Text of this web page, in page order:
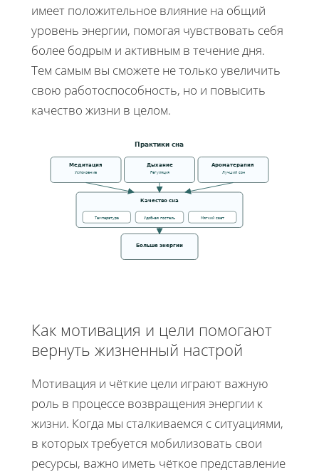
имеет положительное влияние на общий
уровень энергии, помогая чувствовать себя
более бодрым и активным в течение дня.
Тем самым вы сможете не только увеличить
свою работоспособность, но и повысить
качество жизни в целом.
Практики сна
Медитация
Успокоение
Дыхание
Регуляция
Ароматерапия
Лучший сон
Качество сна
Температура Удобная постель Мягкий свет
Больше энергии
Как мотивация и цели помогают
вернуть жизненный настрой
Мотивация и чёткие цели играют важную
роль в процессе возвращения энергии к
жизни. Когда мы сталкиваемся с ситуациями,
в которых требуется мобилизовать свои
ресурсы, важно иметь чёткое представление